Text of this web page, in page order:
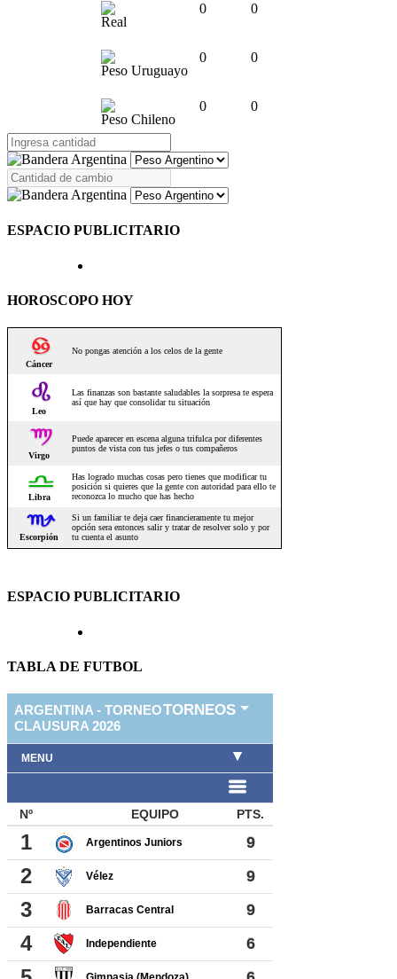
Real
0 0
Peso Uruguayo
0 0
Peso Chileno
0 0
ESPACIO PUBLICITARIO
HOROSCOPO HOY
ESPACIO PUBLICITARIO
TABLA DE FUTBOL